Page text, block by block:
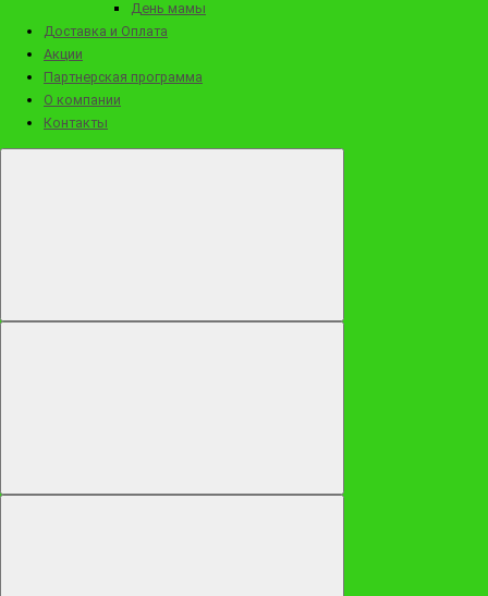
День мамы
Доставка и Оплата
Акции
Партнерская программа
О компании
Контакты